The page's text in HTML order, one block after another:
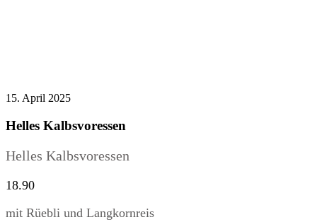
15. April 2025
Helles Kalbsvoressen
Helles Kalbsvoressen
18.90
mit Rüebli und Langkornreis